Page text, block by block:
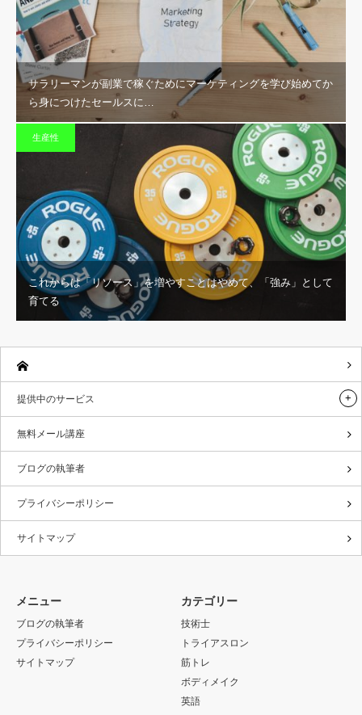
サラリーマンが副業で稼ぐためにマーケティングを学び始めてか
ら身につけたセールスに…
生産性
これからは「リソース」を増やすことはやめて、「強み」として
育てる
提供中のサービス
無料メール講座
ブログの執筆者
プライバシーポリシー
サイトマップ
メニュー
ブログの執筆者
プライバシーポリシー
サイトマップ
カテゴリー
技術士
トライアスロン
筋トレ
ボディメイク
英語